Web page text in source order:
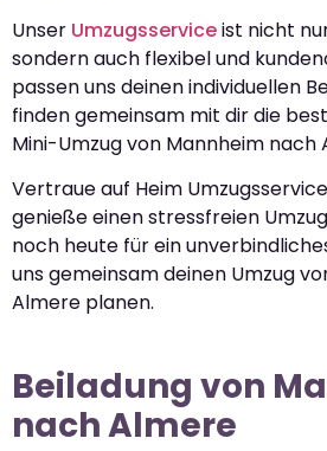
Unser Umzugsserviceist nicht
sondern auch flexibel und
passen uns deinen individuellen
finden gemeinsam mit dir die
Mini-Umzug von Mannheim nach
Vertraue auf Heim
genieße einen stressfreien
noch heute für ein
uns gemeinsam deinen Umzug
Almere planen.
Beiladung von
nach Almere